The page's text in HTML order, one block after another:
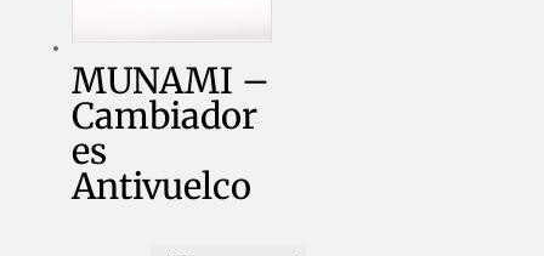
MUNAMI –
Cambiador
es
Antivuelco